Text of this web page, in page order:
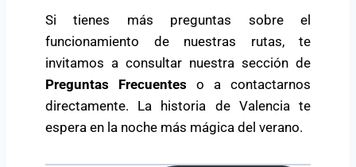
Si tienes más preguntas sobre el
funcionamiento de nuestras rutas, te
invitamos a consultar nuestra sección de
Preguntas Frecuentes o a contactarnos
directamente. La historia de Valencia te
espera en la noche más mágica del verano.